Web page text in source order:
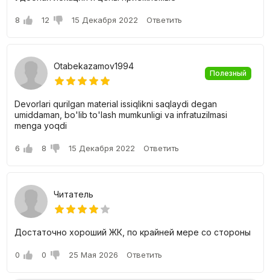
8 12 15 Декабря 2022 Ответить
Otabekazamov1994
Полезный
Devorlari qurilgan material issiqlikni saqlaydi degan
umiddaman, bo'lib to'lash mumkunligi va infratuzilmasi
menga yoqdi
6 8 15 Декабря 2022 Ответить
Читатель
Достаточно хороший ЖК, по крайней мере со стороны
0 0 25 Мая 2026 Ответить